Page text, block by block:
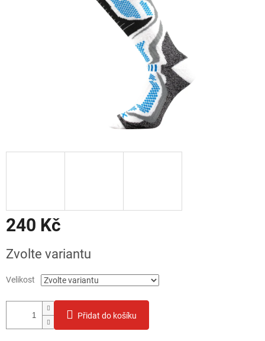
240 Kč
cena:
Zvolte variantu
Velikost
Přidat do košíku